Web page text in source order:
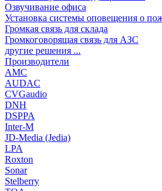
Озвучивание офиса
Установка системы оповещения о
Громкая связь для склада
Громкоговорящая связь для АЗС
другие решения ...
Производители
AMC
AUDAC
CVGaudio
DNH
DSPPA
Inter-M
JD-Media (Jedia)
LPA
Roxton
Sonar
Stelberry